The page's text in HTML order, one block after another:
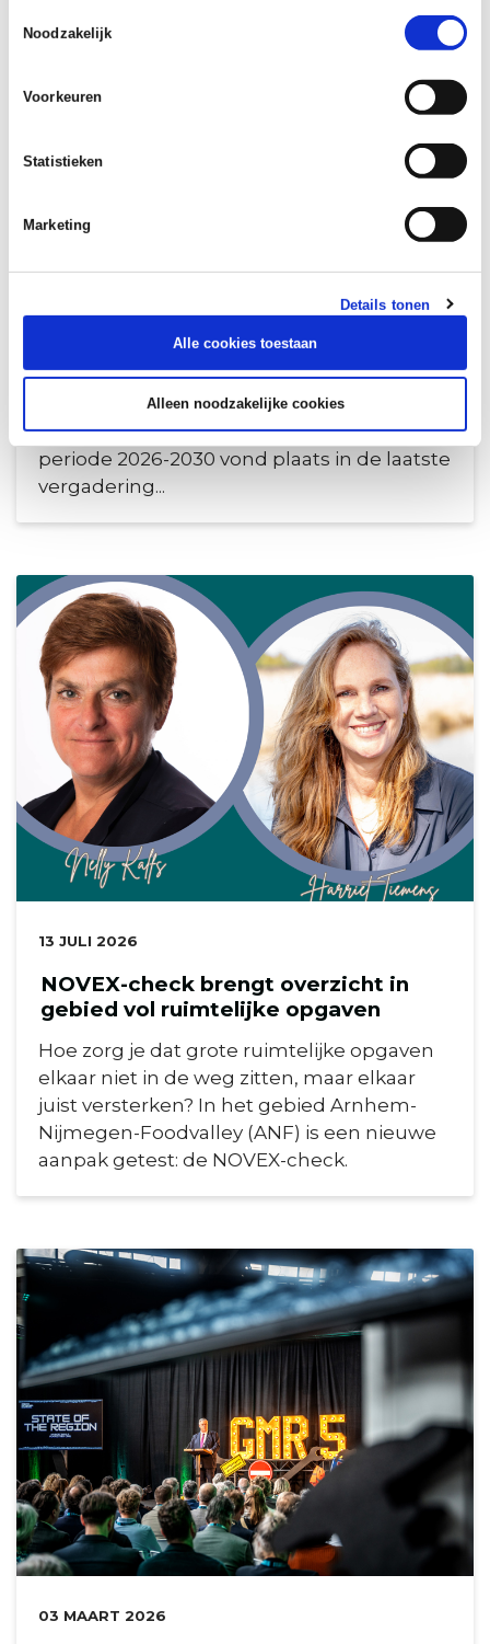
Noodzakelijk
Voorkeuren
Statistieken
Marketing
Details tonen
Alle cookies toestaan
Alleen noodzakelijke cookies
DATUM:
opdrachtgevers
De Groene Metropoolregio Arnhem-
Nijmegen (GMR) gaat een nieuwe
bestuursperiode in. De benoeming van de
nieuwe bestuurlijk opdrachtgevers voor de
periode 2026-2030 vond plaats in de laatste
vergadering...
DATUM:
13 JULI 2026
NOVEX-check brengt overzicht in
gebied vol ruimtelijke opgaven
Hoe zorg je dat grote ruimtelijke opgaven
elkaar niet in de weg zitten, maar elkaar
juist versterken? In het gebied Arnhem-
Nijmegen-Foodvalley (ANF) is een nieuwe
aanpak getest: de NOVEX-check.
DATUM:
03 MAART 2026